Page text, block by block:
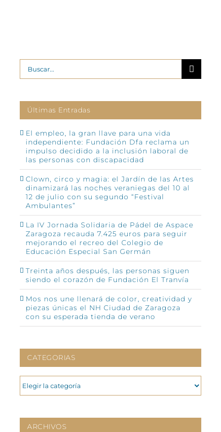
Buscar:
Últimas Entradas
El empleo, la gran llave para una vida
independiente: Fundación Dfa reclama un
impulso decidido a la inclusión laboral de
las personas con discapacidad
Clown, circo y magia: el Jardín de las Artes
dinamizará las noches veraniegas del 10 al
12 de julio con su segundo “Festival
Ambulantes”
La IV Jornada Solidaria de Pádel de Aspace
Zaragoza recauda 7.425 euros para seguir
mejorando el recreo del Colegio de
Educación Especial San Germán
Treinta años después, las personas siguen
siendo el corazón de Fundación El Tranvía
Mos nos une llenará de color, creatividad y
piezas únicas el NH Ciudad de Zaragoza
con su esperada tienda de verano
CATEGORIAS
CATEGORIAS
ARCHIVOS